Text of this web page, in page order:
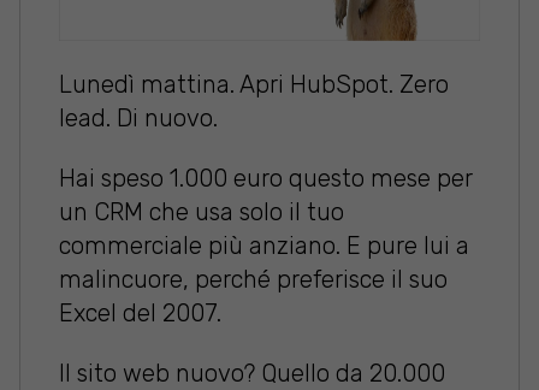
Lunedì mattina. Apri HubSpot. Zero
lead. Di nuovo.
Hai speso 1.000 euro questo mese per
un CRM che usa solo il tuo
commerciale più anziano. E pure lui a
malincuore, perché preferisce il suo
Excel del 2007.
Il sito web nuovo? Quello da 20.000